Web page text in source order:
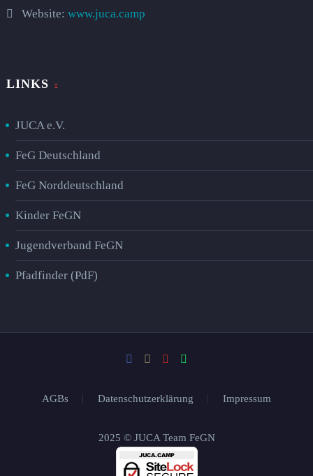
Website: www.juca.camp
LINKS
JUCA e.V.
FeG Deutschland
FeG Norddeutschland
Kinder FeGN
Jugendverband FeGN
Pfadfinder (PdF)
AGBs Datenschutzerklärung Impressum
2025 © JUCA Team FeGN